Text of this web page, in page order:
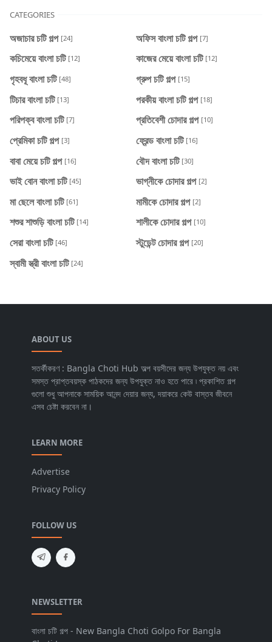
CATEGORIES
অজাচার চটি গল্প [24] অফিস বাংলা চটি গল্প [7]
কচিমেয়ে বাংলা চটি [12] কাজের মেয়ে বাংলা চটি [12]
গৃহবধূ বাংলা চটি [48] গ্রুপ চটি গল্প [15]
টিচার বাংলা চটি [13] পরকীয় বাংলা চটি গল্প [18]
পরিপক্ব বাংলা চটি [7] প্রতিবেশী চোদার গল্প [10]
প্রেমিকা চটি গল্প [3] ফ্রেন্ড বাংলা চটি [16]
বাবা মেয়ে চটি গল্প [16] বৌদ বাংলা চটি [30]
ভাই বোন বাংলা চটি [45] ভাগ্নীকে চোদার গল্প [2]
মা ছেলে বাংলা চটি [61] মামীকে চোদার গল্প [2]
শশুর শাশুড়ি বাংলা চটি [14] শালীকে চোদার গল্প [10]
সেরা বাংলা চটি [46] স্টুডেন্ট চোদার গল্প [20]
স্বামী স্ত্রী বাংলা চটি [24]
ABOUT US
সতর্কীকরণ : Bangla Choti Hub অল্প বয়সীদের জন্য উপযুক্ত নয় এবং
সমস্ত প্রাপ্তবয়স্ক পাঠকদের জন্য উপযুক্ত নাও হতে পারে ৷ প্রকাশিত গল্প
গুলো শুধু আপনাকে সাময়িক আনন্দ দেয়ার জন্য, দয়াকরে কেউ বাস্তব জীবনে
এসব চেষ্টা করবেন না।
LEARN MORE
Advertise
Privacy Policy
FOLLOW US
NEWSLETTER
বাংলা চটি গল্প - New Bangla Choti Golpo For Bangla